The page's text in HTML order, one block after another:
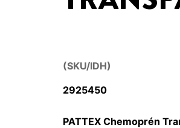
(SKU/IDH)
2925450
PATTEX Chemoprén